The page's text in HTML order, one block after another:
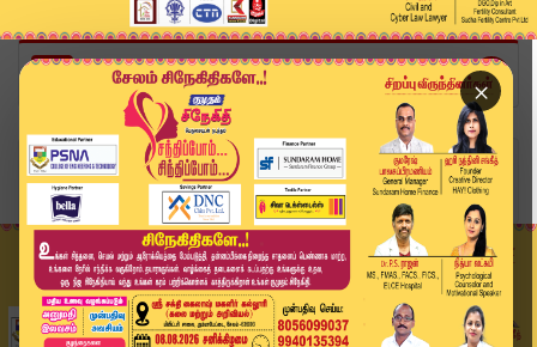
×
Home
வீடியோ ஸ்டோரி
District News | 21 May 2026 | Tamil News Today ...